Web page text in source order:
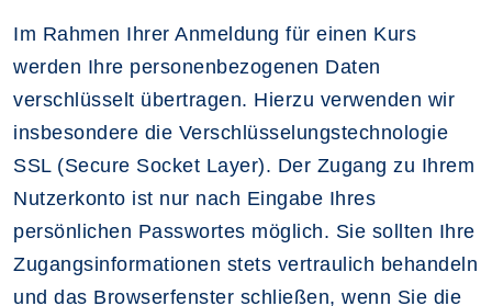
Im Rahmen Ihrer Anmeldung für einen Kurs
werden Ihre personenbezogenen Daten
verschlüsselt übertragen. Hierzu verwenden wir
insbesondere die Verschlüsselungstechnologie
SSL (Secure Socket Layer). Der Zugang zu Ihrem
Nutzerkonto ist nur nach Eingabe Ihres
persönlichen Passwortes möglich. Sie sollten Ihre
Zugangsinformationen stets vertraulich behandeln
und das Browserfenster schließen, wenn Sie die